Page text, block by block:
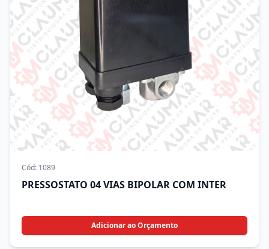
Cód: 1089
PRESSOSTATO 04 VIAS BIPOLAR COM INTER
Adicionar ao Orçamento